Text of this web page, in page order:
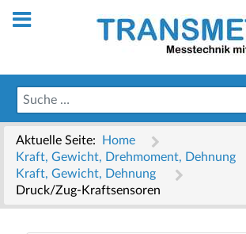
Aktuelle Seite:
Home
Kraft, Gewicht, Drehmoment, Dehnung
Kraft, Gewicht, Dehnung
Druck/Zug-Kraftsensoren